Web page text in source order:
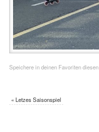
Speichere in deinen Favoriten diesen
«Letzes Saisonspiel